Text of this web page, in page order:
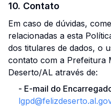
10. Contato
Em caso de dúvidas,
relacionadas a esta
dos titulares de dados, o
contato com a Prefeitura
Deserto/AL através de:
- E-mail do
lgpd@